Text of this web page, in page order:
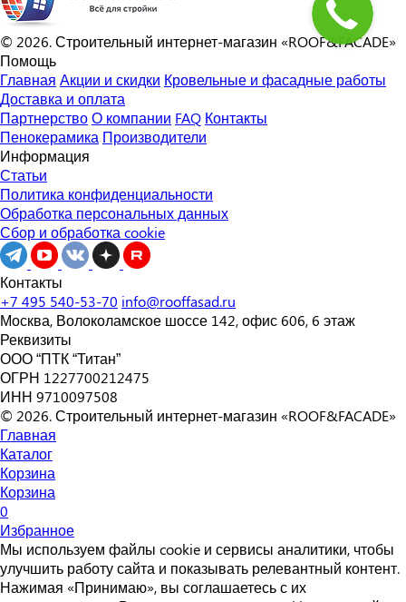
© 2026. Строительный интернет-магазин «ROOF&FACADE»
Помощь
Главная Акции и скидки Кровельные и фасадные работы
Доставка и оплата
ПартнерствоО компании FAQ Контакты
Пенокерамика Производители
Информация
Статьи
Политика конфиденциальности
Обработка персональных данных
Сбор и обработка cookie
Контакты
+7 495 540-53-70 info@rooffasad.ru
Москва, Волоколамское шоссе 142, офис 606, 6 этаж
Реквизиты
ООО “ПТК “Титан”
ОГРН 1227700212475
ИНН 9710097508
© 2026. Строительный интернет-магазин «ROOF&FACADE»
Главная
Каталог
Корзина
Корзина
0
Избранное
Мы используем файлы cookie и сервисы аналитики, чтобы
улучшить работу сайта и показывать релевантный контент.
Нажимая «Принимаю», вы соглашаетесь с их